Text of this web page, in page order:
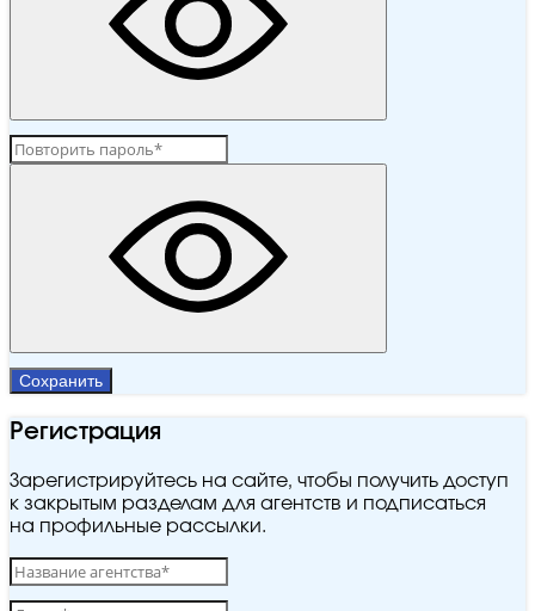
Сохранить
Регистрация
Зарегистрируйтесь на сайте, чтобы получить доступ
к закрытым разделам для агентств и подписаться
на профильные рассылки.